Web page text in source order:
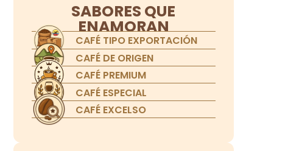
SABORES QUE
ENAMORAN
CAFÉ TIPO EXPORTACIÓN
CAFÉ DE ORIGEN
CAFÉ PREMIUM
CAFÉ ESPECIAL
CAFÉ EXCELSO